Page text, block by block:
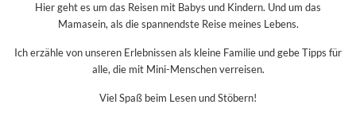
Hier geht es um das Reisen mit Babys und Kindern. Und um das
Mamasein, als die spannendste Reise meines Lebens.
Ich erzähle von unseren Erlebnissen als kleine Familie und gebe Tipps für
alle, die mit Mini-Menschen verreisen.
Viel Spaß beim Lesen und Stöbern!